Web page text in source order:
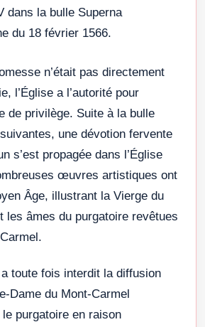
dans la bulle Superna
du 18 février 1566.
n’était pas directement
l’Église a l’autorité pour
de privilège. Suite à la bulle
une dévotion fervente
s’est propagée dans l’Église
œuvres artistiques ont
Âge, illustrant la Vierge du
les âmes du purgatoire revêtues
a toute fois interdit la diffusion
Dame du Mont-Carmel
purgatoire en raison